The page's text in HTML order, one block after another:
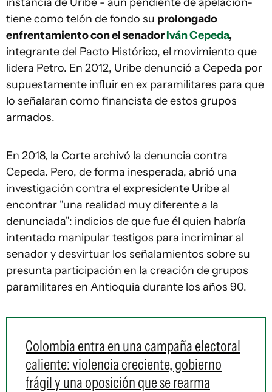
tiene como telón de fondo su prolongado
enfrentamiento con el senadorIván Cepeda,
integrante del Pacto Histórico, el movimiento que
lidera Petro. En 2012, Uribe denunció a Cepeda por
supuestamente influir en ex paramilitares para que
lo señalaran como financista de estos grupos
armados.
En 2018, la Corte archivó la denuncia contra
Cepeda. Pero, de forma inesperada, abrió una
investigación contra el expresidente Uribe al
encontrar "una realidad muy diferente a la
denunciada": indicios de que fue él quien habría
intentado manipular testigos para incriminar al
senador y desvirtuar los señalamientos sobre su
presunta participación en la creación de grupos
paramilitares en Antioquia durante los años 90.
Colombia entra en una campaña electoral
caliente: violencia creciente, gobierno
frágil y una oposición que se rearma